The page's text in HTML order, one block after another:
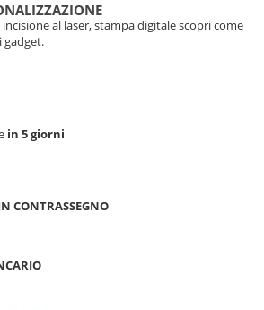
al laser, stampa digitale scopri come
gadget.
in 5 giorni
CONTRASSEGNO